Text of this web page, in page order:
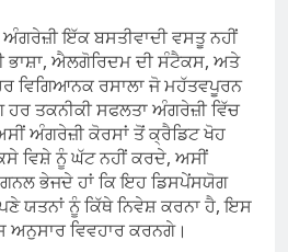
ਇੱਕ ਬਸਤੀਵਾਦੀ ਵਸਤੂ ਨਹੀਂ
ਭਾਸ਼ਾ, ਐਲਗੋਰਿਦਮ ਦੀ ਸੰਟੈਕਸ, ਅਤੇ
ਵਿਗਿਆਨਕ ਰਸਾਲਾ ਜੋ ਮਹੱਤਵਪੂਰਨ
ਤਕਨੀਕੀ ਸਫਲਤਾ ਅੰਗਰੇਜ਼ੀ ਵਿੱਚ
ਅੰਗਰੇਜ਼ੀ ਕੋਰਸਾਂ ਤੋਂ ਕ੍ਰੈਡਿਟ ਖੋਹ
ਵਿਸ਼ੇ ਨੂੰ ਘੱਟ ਨਹੀਂ ਕਰਦੇ, ਅਸੀਂ
ਭੇਜਦੇ ਹਾਂ ਕਿ ਇਹ ਡਿਸਪੇਂਸਯੋਗ
ਯਤਨਾਂ ਨੂੰ ਕਿੱਥੇ ਨਿਵੇਸ਼ ਕਰਨਾ ਹੈ, ਇਸ
ਅਨੁਸਾਰ ਵਿਵਹਾਰ ਕਰਨਗੇ।